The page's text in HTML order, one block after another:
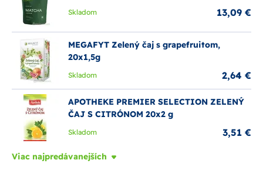
Skladom 13,09 €
MEGAFYT Zelený čaj s grapefruitom,
20x1,5g
Skladom 2,64 €
APOTHEKE PREMIER SELECTION ZELENÝ
ČAJ S CITRÓNOM 20x2 g
Skladom 3,51 €
Viac najpredávanejších